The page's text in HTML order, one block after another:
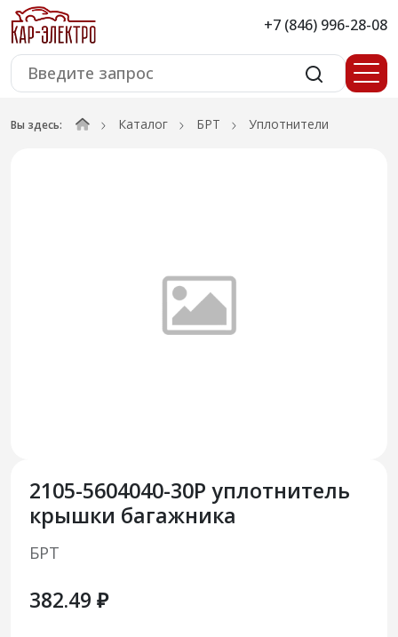
+7 (846) 996-28-08
Вы здесь: Каталог БРТ Уплотнители
2105-5604040-30Р уплотнитель
крышки багажника
БРТ
382.49 ₽